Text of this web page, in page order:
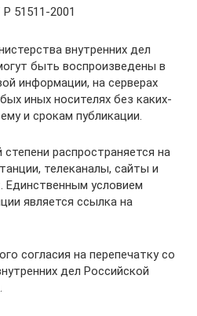
51511-2001
внутренних дел
быть воспроизведены в
информации, на серверах
иных носителях без каких-
и срокам публикации.
распространяется на
телеканалы, сайты и
Единственным условием
является ссылка на
согласия на перепечатку со
дел Российской